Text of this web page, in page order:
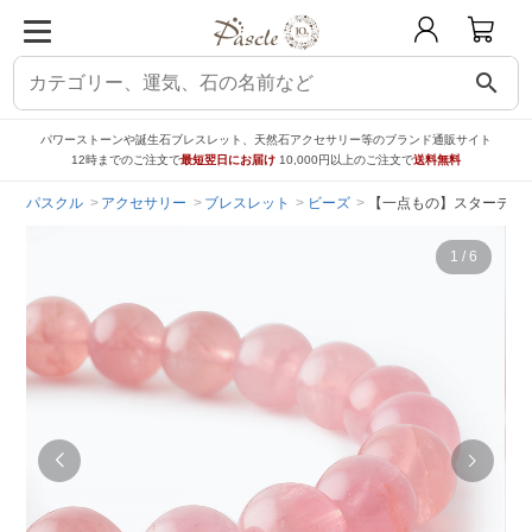
search
パワーストーンや誕生石ブレスレット、天然石アクセサリー等のブランド通販サイト
12時までのご注文で最短翌日にお届け 10,000円以上のご注文で送料無料
パスクル アクセサリー ブレスレット ビーズ 【一点もの】スターデ
1 / 6